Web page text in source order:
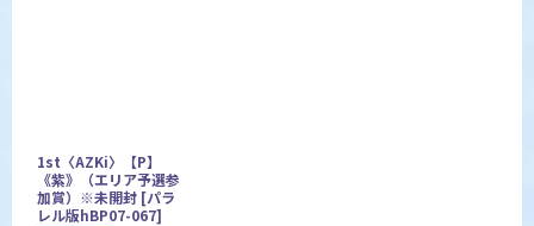
1st〈AZKi〉【P】
《紫》（エリア予選参
加賞）※未開封 [パラ
レル版hBP07-067]